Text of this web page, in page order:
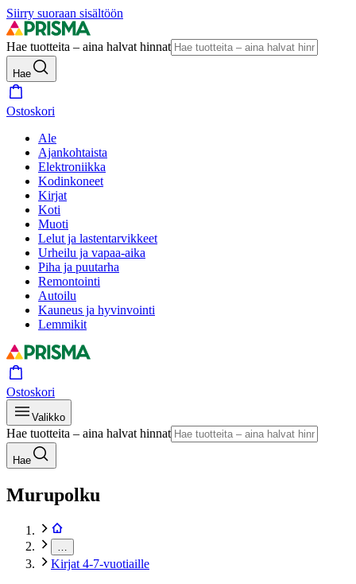
Siirry suoraan sisältöön
Hae tuotteita – aina halvat hinnat
Hae
Ostoskori
Ale
Ajankohtaista
Elektroniikka
Kodinkoneet
Kirjat
Koti
Muoti
Lelut ja lastentarvikkeet
Urheilu ja vapaa-aika
Piha ja puutarha
Remontointi
Autoilu
Kauneus ja hyvinvointi
Lemmikit
Ostoskori
Valikko
Hae tuotteita – aina halvat hinnat
Hae
Murupolku
Kirjat 4-7-vuotiaille